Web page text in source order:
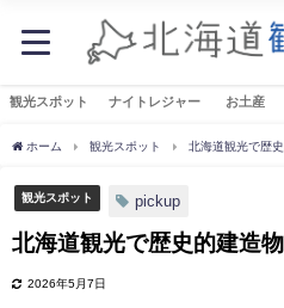
観光スポット ナイトレジャー お土産
ホーム 観光スポット 北海道観光で歴
観光スポット pickup
北海道観光で歴史的建造
2026年5月7日